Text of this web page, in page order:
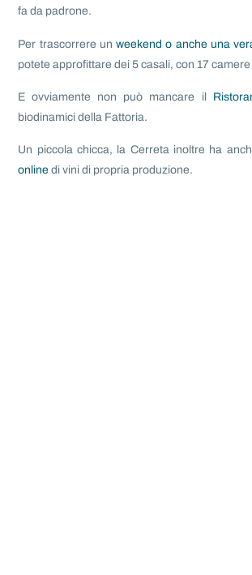
fa da padrone.
Per trascorrere unweekend o anche una
potete approfittare dei 5 casali, con 17
E ovviamente non può mancare il
biodinamici della Fattoria.
Un piccola chicca, la Cerreta inoltre ha
online di vini di propria produzione.